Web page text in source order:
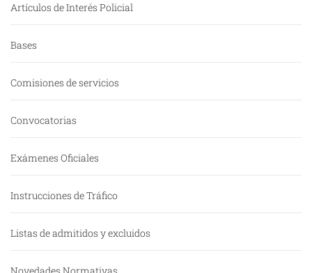
Artículos de Interés Policial
Bases
Comisiones de servicios
Convocatorias
Exámenes Oficiales
Instrucciones de Tráfico
Listas de admitidos y excluidos